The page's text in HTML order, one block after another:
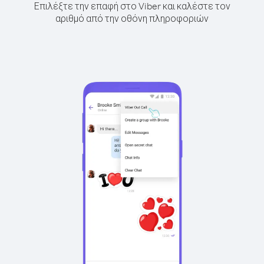
Επιλέξτε την επαφή στο Viber και καλέστε τον
αριθμό από την οθόνη πληροφοριών